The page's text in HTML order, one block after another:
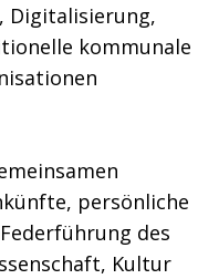
Digitalisierung,
kommunale
persönliche
des
Kultur